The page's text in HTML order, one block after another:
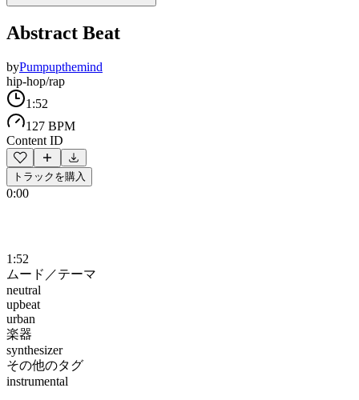
Abstract Beat
byPumpupthemind
hip-hop/rap
1:52
127 BPM
Content ID
トラックを購入
0:00
1:52
ムード／テーマ
neutral
upbeat
urban
楽器
synthesizer
その他のタグ
instrumental